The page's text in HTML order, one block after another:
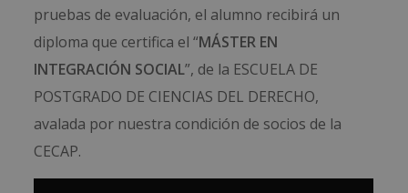
pruebas de evaluación, el alumno recibirá un
diploma que certifica el “MÁSTER EN
INTEGRACIÓN SOCIAL”, de la ESCUELA DE
POSTGRADO DE CIENCIAS DEL DERECHO,
avalada por nuestra condición de socios de la
CECAP.